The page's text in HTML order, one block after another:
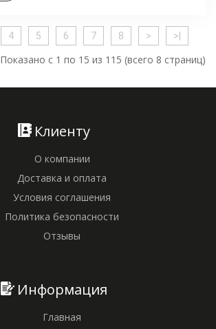
4 5 6 7 8 > >|
Показано с 1 по 15 из 115 (всего 8 страниц)
Клиенту
О компании
Доставка и оплата
Условия соглашения
Политика безопасности
Отзывы
Информация
Главная